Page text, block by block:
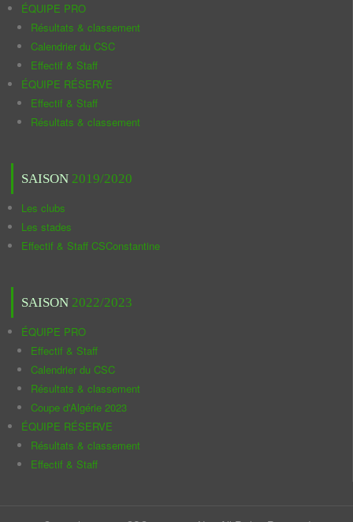
ÉQUIPE PRO
Résultats & classement
Calendrier du CSC
Effectif & Staff
ÉQUIPE RÉSERVE
Effectif & Staff
Résultats & classement
SAISON 2019/2020
Les clubs
Les stades
Effectif & Staff CSConstantine
SAISON 2022/2023
ÉQUIPE PRO
Effectif & Staff
Calendrier du CSC
Résultats & classement
Coupe d'Algérie 2023
ÉQUIPE RÉSERVE
Résultats & classement
Effectif & Staff